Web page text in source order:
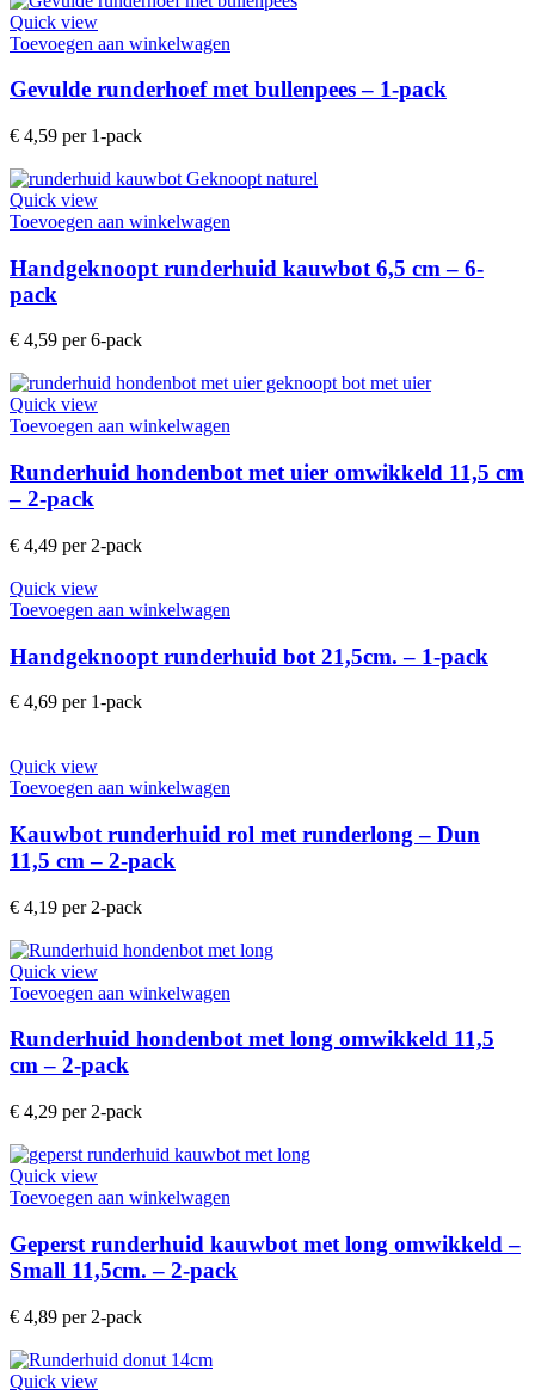
Quick view
Toevoegen aan winkelwagen
Gevulde runderhoef met bullenpees – 1-pack
€ 4,59 per 1-pack
Quick view
Toevoegen aan winkelwagen
Handgeknoopt runderhuid kauwbot 6,5 cm – 6-
pack
€ 4,59 per 6-pack
Quick view
Toevoegen aan winkelwagen
Runderhuid hondenbot met uier omwikkeld 11,5 cm
– 2-pack
€ 4,49 per 2-pack
Quick view
Toevoegen aan winkelwagen
Handgeknoopt runderhuid bot 21,5cm. – 1-pack
€ 4,69 per 1-pack
Quick view
Toevoegen aan winkelwagen
Kauwbot runderhuid rol met runderlong – Dun
11,5 cm – 2-pack
€ 4,19 per 2-pack
Quick view
Toevoegen aan winkelwagen
Runderhuid hondenbot met long omwikkeld 11,5
cm – 2-pack
€ 4,29 per 2-pack
Quick view
Toevoegen aan winkelwagen
Geperst runderhuid kauwbot met long omwikkeld –
Small 11,5cm. – 2-pack
€ 4,89 per 2-pack
Quick view